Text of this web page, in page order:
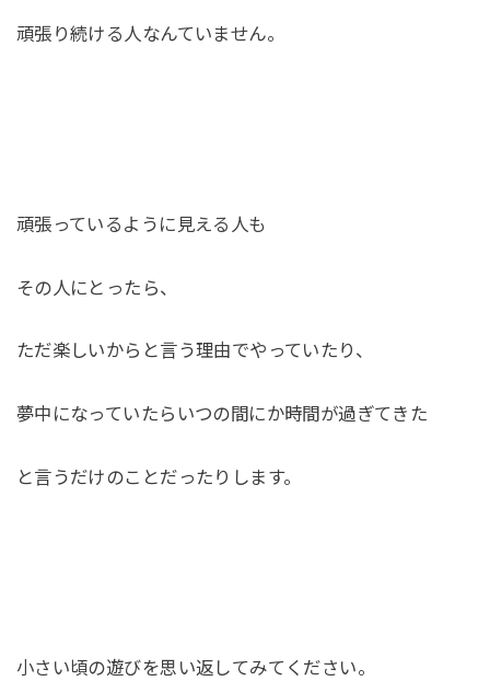
頑張り続ける人なんていません。
頑張っているように見える人も
その人にとったら、
ただ楽しいからと言う理由でやっていたり、
夢中になっていたらいつの間にか時間が過ぎてきた
と言うだけのことだったりします。
小さい頃の遊びを思い返してみてください。